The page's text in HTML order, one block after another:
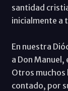
santidad
inicialmente a
En nuestra
a Don
Otros muchos
contado, por